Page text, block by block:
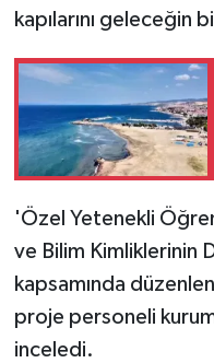
kapılarını geleceğin
'Özel Yetenekli
ve Bilim Kimliklerinin
kapsamında
proje personeli
inceledi.